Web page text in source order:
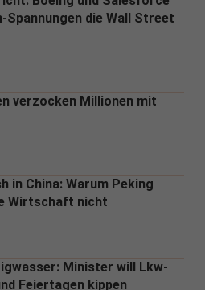
Spannungen die Wall Street
verzocken Millionen mit
in China: Warum Peking
Wirtschaft nicht
Minister will Lkw-
Feiertagen kippen